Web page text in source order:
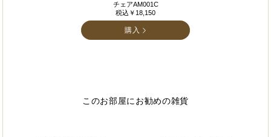
チェアAM001C
税込￥18,150
購入
このお部屋にお勧めの雑貨